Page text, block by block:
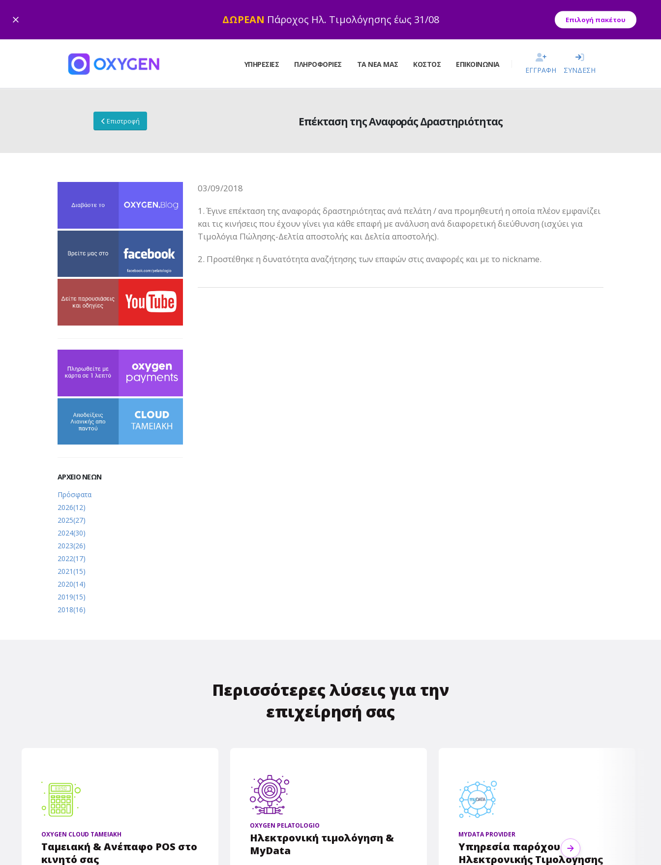
ΔΩΡΕΑΝ Πάροχος Ηλ. Τιμολόγησης έως 31/08 Επιλογή πακέτου
ΥΠΗΡΕΣΊΕΣ ΠΛΗΡΟΦΟΡΊΕΣ ΤΑ ΝΈΑ ΜΑΣ ΚΌΣΤΟΣ ΕΠΙΚΟΙΝΩΝΊΑ
ΕΓΓΡΑΦΗ ΣΥΝΔΕΣΗ
Επιστροφή Επέκταση της Αναφοράς Δραστηριότητας
ΑΡΧΕΙΟ ΝΕΩΝ
Πρόσφατα
2026(12)
2025(27)
2024(30)
2023(26)
2022(17)
2021(15)
2020(14)
2019(15)
2018(16)
03/09/2018
1. Έγινε επέκταση της αναφοράς δραστηριότητας ανά πελάτη / ανα προμηθευτή η οποία πλέον εμφανίζει
και τις κινήσεις που έχουν γίνει για κάθε επαφή με ανάλυση ανά διαφορετική διεύθυνση (ισχύει για
Τιμολόγια Πώλησης-Δελτία αποστολής και Δελτία αποστολής).
2. Προστέθηκε η δυνατότητα αναζήτησης των επαφών στις αναφορές και με το nickname.
Περισσότερες λύσεις για την
επιχείρησή σας
OXYGEN CLOUD ΤΑΜΕΙΑΚΗ
Ταμειακή & Ανέπαφο POS στο
κινητό σας
OXYGEN PELATOLOGIO
Ηλεκτρονική τιμολόγηση &
MyData
MYDATA PROVIDER
Υπηρεσία παρόχου
Ηλεκτρονικής Τιμολόγησης
Next